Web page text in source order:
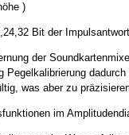
)
Bit der
der
Pegelkalibrierung dadurch
was aber zu
im